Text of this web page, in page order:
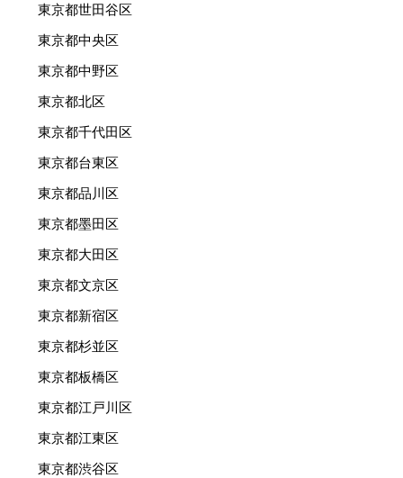
東京都世田谷区
東京都中央区
東京都中野区
東京都北区
東京都千代田区
東京都台東区
東京都品川区
東京都墨田区
東京都大田区
東京都文京区
東京都新宿区
東京都杉並区
東京都板橋区
東京都江戸川区
東京都江東区
東京都渋谷区